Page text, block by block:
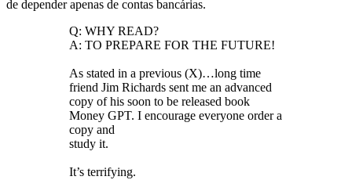
de depender apenas de contas bancárias.
Q: WHY READ?
A: TO PREPARE FOR THE FUTURE!
As stated in a previous (X)…long time
friend Jim Richards sent me an advanced
copy of his soon to be released book
Money GPT. I encourage everyone order a
copy and
study it.
It’s terrifying.